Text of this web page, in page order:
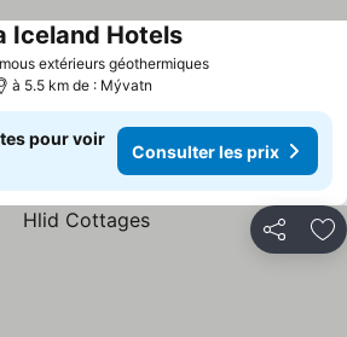
extérieurs géothermiques
Iceland Hotels
à 5.5 km de : Mývatn
pour voir
Consulter les prix
Partager